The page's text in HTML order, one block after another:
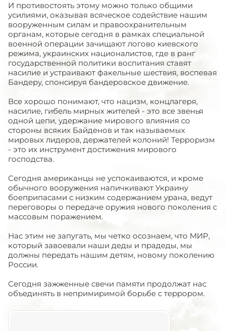
И противостоять этому можно только общими
усилиями, оказывая всяческое содействие нашим
вооруженным силам и правоохранительным
органам, которые сегодня в рамках специальной
военной операции зачищают логово киевского
режима, украинских националистов, где в ранг
государственной политики воспитания ставят
насилие и устраивают факельные шествия, воспевая
Бандеру, спонсируя бандеровское движение.
Все хорошо понимают, что нацизм, концлагеря,
насилие, гибель мирных жителей - это все звенья
одной цепи, удержание мирового влияния со
стороны всяких Байденов и так называемых
мировых лидеров, держателей колоний! Терроризм
- это их инструмент достижения мирового
господства.
Сегодня американцы не успокаиваются, и кроме
обычного вооружения напичкивают Украину
боеприпасами с низким содержанием урана, ведут
переговоры о передаче оружия нового поколения с
массовым поражением.
Нас этим не запугать, мы четко осознаем, что МИР,
который завоевали наши деды и прадеды, мы
должны передать нашим детям, новому поколению
России.
Сегодня зажженные свечи памяти продолжат нас
объединять в непримиримой борьбе с террором.